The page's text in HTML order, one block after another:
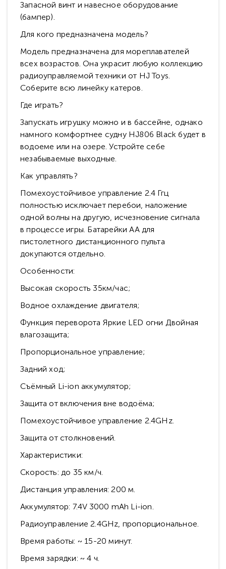
Запасной винт и навесное оборудование
(бампер).
Для кого предназначена модель?
Модель предназначена для мореплавателей
всех возрастов. Она украсит любую коллекцию
радиоуправляемой техники от HJ Toys.
Соберите всю линейку катеров.
Где играть?
Запускать игрушку можно и в бассейне, однако
намного комфортнее судну HJ806 Black будет в
водоеме или на озере. Устройте себе
незабываемые выходные.
Как управлять?
Помехоустойчивое управление 2.4 Ггц
полностью исключает перебои, наложение
одной волны на другую, исчезновение сигнала
в процессе игры. Батарейки АА для
пистолетного дистанционного пульта
докупаются отдельно.
Особенности:
Высокая скорость 35км/час;
Водное охлаждение двигателя;
Функция переворота Яркие LED огни Двойная
влагозащита;
Пропорциональное управление;
Задний ход;
Съёмный Li-ion аккумулятор;
Защита от включения вне водоёма;
Помехоустойчивое управление 2.4GHz.
Защита от столкновений.
Характеристики:
Скорость: до 35 км/ч.
Дистанция управления: 200 м.
Аккумулятор: 7.4V 3000 mAh Li-ion.
Радиоуправление 2.4GHz, пропорциональное.
Время работы: ~ 15-20 минут.
Время зарядки: ~ 4 ч.